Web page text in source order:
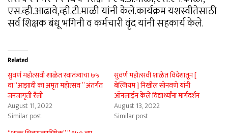
एस.व्ही.आढावे,व्ही.टी.माळी यांनी केले.कार्यक्रम यशस्वीतेसाठी
सर्व शिक्षक बंधू भगिनी व कर्मचारी वृंद यांनी सहकार्य केले.
Related
सुवर्ण महोत्सवी शाळेत स्वातंत्र्याचा ७५
वा “आझादी का अमृत महोत्सव ” अंतर्गत
जनजागृती रॅली
August 11, 2022
Similar post
सुवर्ण महोत्सवी शाळेत विदेशातून [
बेल्जियम ] निखील सोनवणे यांनी
ऑनलाईन केले विद्यार्थ्यांना मार्गदर्शन
August 13, 2022
Similar post